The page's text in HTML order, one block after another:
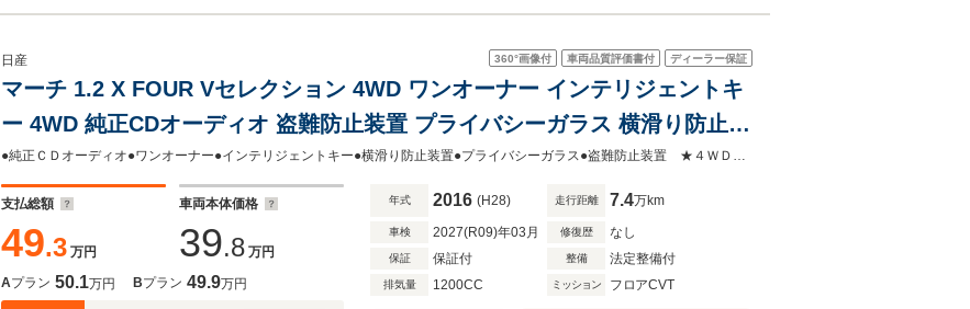
360°画像付 車両品質評価書付 ディーラー保証
日産
マーチ 1.2 X FOUR Vセレクション 4WD ワンオーナー インテリジェントキ
ー 4WD 純正CDオーディオ 盗難防止装置 プライバシーガラス 横滑り防止装
置
●純正ＣＤオーディオ●ワンオーナー●インテリジェントキー●横滑り防止装置●プライバシーガラス●盗難防止装置 ★４ＷＤのマーチ入庫しました★
支払総額
49.3 万円
車両本体価格
39.8 万円
Aプラン 50.1万円 Bプラン 49.9万円
年式 2016 (H28) 走行距離 7.4万km
車検 2027(R09)年03月 修復歴 なし
保証 保証付 整備 法定整備付
排気量 1200CC ミッション フロアCVT